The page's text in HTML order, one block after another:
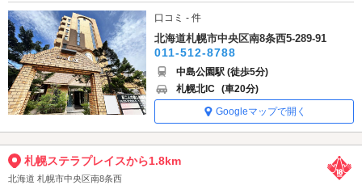
口コミ - 件
北海道札幌市中央区南8条西5-289-91
011-512-8788
中島公園駅 (徒歩5分)
札幌北IC (車20分)
Googleマップで開く
札幌ステラプレイスから1.8km
北海道 札幌市中央区南8条西